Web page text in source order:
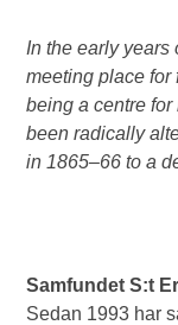
In the early years
meeting place for
being a centre
been radically
in 1865–66 to a
Samfundet S:t
Sedan 1993 har